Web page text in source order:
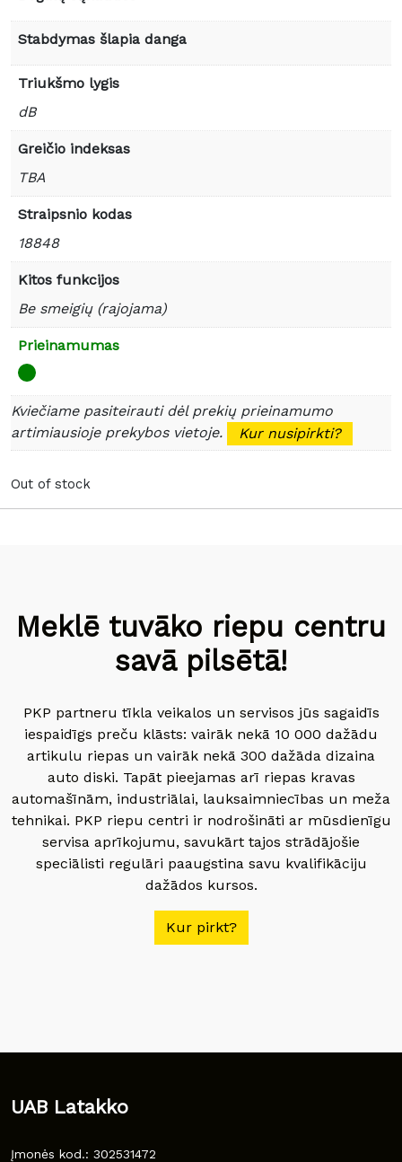
Stabdymas šlapia danga
Triukšmo lygis
dB
Greičio indeksas
TBA
Straipsnio kodas
18848
Kitos funkcijos
Be smeigių (rajojama)
Prieinamumas
Kviečiame pasiteirauti dėl prekių prieinamumo
artimiausioje prekybos vietoje.
Kur nusipirkti?
Out of stock
Meklē tuvāko riepu centru
savā pilsētā!
PKP partneru tīkla veikalos un servisos jūs sagaidīs
iespaidīgs preču klāsts: vairāk nekā 10 000 dažādu
artikulu riepas un vairāk nekā 300 dažāda dizaina
auto diski. Tapāt pieejamas arī riepas kravas
automašīnām, industriālai, lauksaimniecības un meža
tehnikai. PKP riepu centri ir nodrošināti ar mūsdienīgu
servisa aprīkojumu, savukārt tajos strādājošie
speciālisti regulāri paaugstina savu kvalifikāciju
dažādos kursos.
Kur pirkt?
UAB Latakko
Įmonės kod.: 302531472